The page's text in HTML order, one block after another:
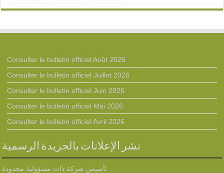
Consulter le bulletin officiel Août 2026
Consulter le bulletin officiel Juillet 2026
Consulter le bulletin officiel Juin 2026
Consulter le bulletin officiel Mai 2026
Consulter le bulletin officiel Avril 2026
نشر الإعلانات بالجريدة الرسمية
تأسيس شركة ذات مسؤولية محدودة